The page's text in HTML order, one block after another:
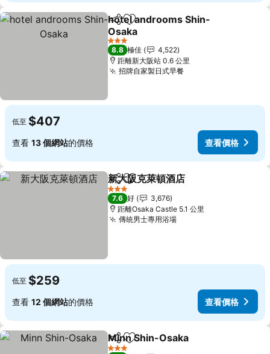
分享 放到收藏夾
hotel androoms Shin-
Osaka
3 星級
8.8 極佳
4,522
距離新大阪站 0.6 公里
招牌自家製日式早餐
低至 $407
查看 13 個網站的價格 查看價格
分享 放到收藏夾
新大阪克萊頓酒店
3 星級
7.6 好
3,676
距離Osaka Castle 5.1 公里
傳統男士專用浴場
低至 $259
查看 12 個網站的價格 查看價格
分享 放到收藏夾
Minn Shin-Osaka
3 星級